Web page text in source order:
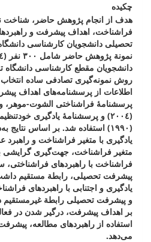
چکیده
هدف از انجام پژوهش حاضر، شناخت
فراشناخت، اهداف پیشرفت و
تحصیلی دانشجویان کارشناسی
دانشجویان مقطع کارشناسی دانشگاه
روش نمونه‌گیری تصادفی ساده
پرسشنامۀ فراشناختی الشوت-موهر،
(٢٠٠٤) و پرسشنامۀ یادگیری
(١٩٩٠) استفاده شد. بر اساس
یادگیری با متغیر فراشناخت و
متغیر فراشناخت، جهت‌گیری گرایشی
فراشناخت با راهبردهای
پیشرفت تحصیلی، رابطة مستقیم
یادگیری و اجتنابی با راهبردهای
و پیشرفت تحصیلی رابطة
بر اهداف پیشرفت، درگیر شدن در
استفاده از راهبردهای مطالعه،
می‌دهد.